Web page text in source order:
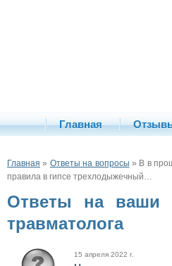
Главная
Главная » Ответы на вопросы » В в
правила в гипсе трехлодыжечный…
Ответы на ваши
травматолога
15 апреля 2022 г.